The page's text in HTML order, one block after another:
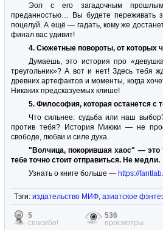
Эол с его загадочным
преданностью… Вы будете переживать
поцелуй. А ещё — гадать, кому же
финал вас удивит!
4. Сюжетные повороты, от которых
Думаешь, это история про
треугольник»? А вот и нет! Здесь тебя
древних артефактов и моменты, когда
Никаких предсказуемых клише!
5. Философия, которая останется с
Что сильнее: судьба или наш
против тебя? История Миюки — не
свободе, любви и силе духа.
"Волчица, покорившая хаос" — это
тебе точно стоит отправиться. Не медли.
Узнать о книге больше — https://
Тэги: издательство МИФ, азиатское
5
спасибо!
536
просмотры